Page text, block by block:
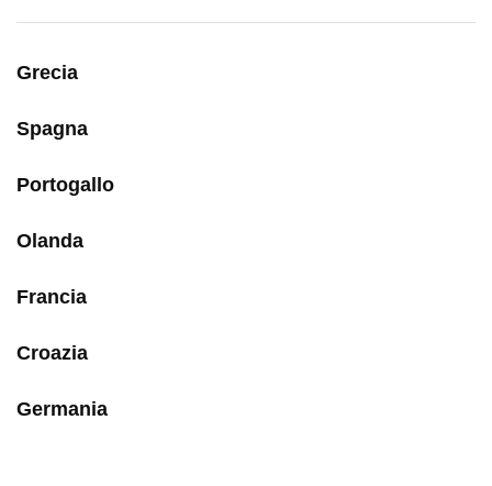
Grecia
Spagna
Portogallo
Olanda
Francia
Croazia
Germania